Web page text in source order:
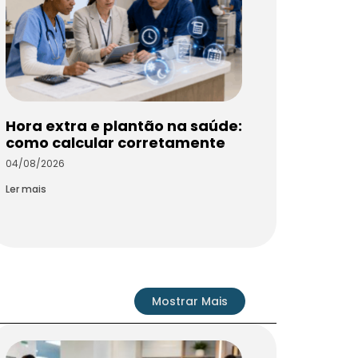
Hora extra e plantão na saúde:
como calcular corretamente
04/08/2026
Ler mais
Mostrar Mais